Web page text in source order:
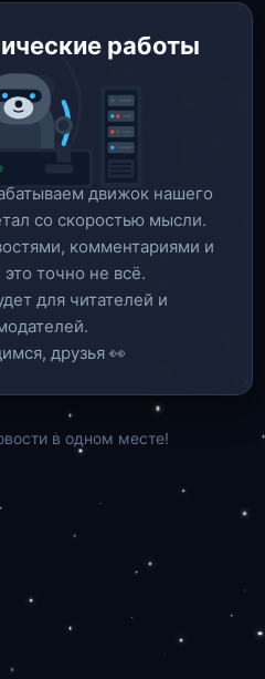
работы
движок нашего
со скоростью мысли.
комментариями и
точно не всё.
для читателей и
друзья 👀
в одном месте!